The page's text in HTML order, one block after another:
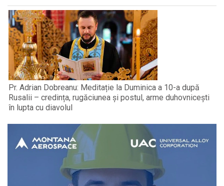
Pr. Adrian Dobreanu: Meditație la Duminica a 10-a după
Rusalii – credința, rugăciunea și postul, arme duhovnicești
în lupta cu diavolul